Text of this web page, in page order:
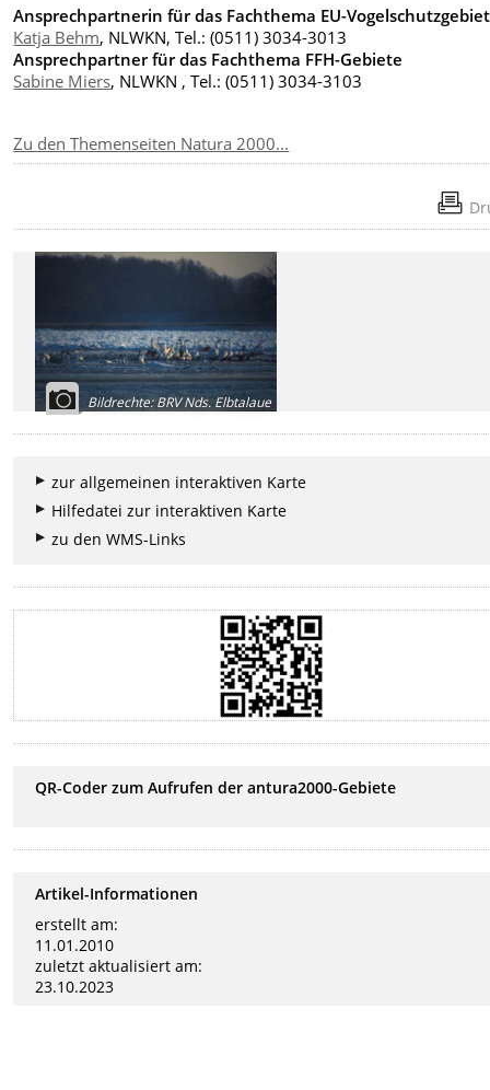
Ansprechpartnerin für das Fachthema EU-
Katja Behm, NLWKN, Tel.: (0511) 3034-3013
Ansprechpartner für das Fachthema FFH-Gebiete
Sabine Miers, NLWKN , Tel.: (0511) 3034-3103
Zu den Themenseiten Natura 2000...
Bildrechte:BRV Nds. Elbtalaue
zur allgemeinen interaktiven Karte
Hilfedatei zur interaktiven Karte
zu den WMS-Links
QR-Coder zum Aufrufen der antura2000-Gebiete
Artikel-Informationen
erstellt am:
11.01.2010
zuletzt aktualisiert am:
23.10.2023